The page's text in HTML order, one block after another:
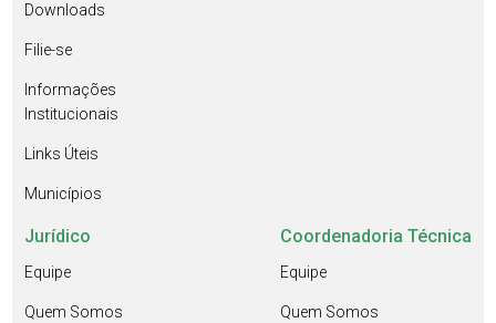
Downloads
Filie-se
Informações
Institucionais
Links Úteis
Municípios
Jurídico
Equipe
Quem Somos
Coordenadoria Técnica
Equipe
Quem Somos